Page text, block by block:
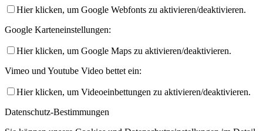
Hier klicken, um Google Webfonts zu aktivieren/deaktivieren.
Google Karteneinstellungen:
Hier klicken, um Google Maps zu aktivieren/deaktivieren.
Vimeo und Youtube Video bettet ein:
Hier klicken, um Videoeinbettungen zu aktivieren/deaktivieren.
Datenschutz-Bestimmungen